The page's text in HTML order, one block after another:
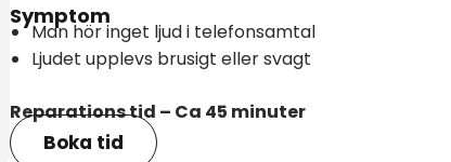
Symptom
Man hör inget ljud i telefonsamtal
Ljudet upplevs brusigt eller svagt
Reparations tid – Ca 45 minuter
Boka tid